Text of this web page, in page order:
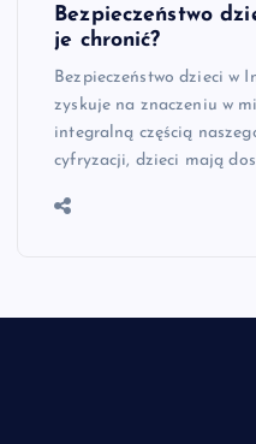
Bezpieczeństwo
je chronić?
Bezpieczeństwo dzieci w
zyskuje na znaczeniu w
integralną częścią
cyfryzacji, dzieci mają